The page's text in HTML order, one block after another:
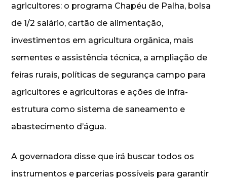
agricultores: o programa Chapéu de Palha, bolsa
de 1/2 salário, cartão de alimentação,
investimentos em agricultura orgânica, mais
sementes e assistência técnica, a ampliação de
feiras rurais, políticas de segurança campo para
agricultores e agricultoras e ações de infra-
estrutura como sistema de saneamento e
abastecimento d’água.
A governadora disse que irá buscar todos os
instrumentos e parcerias possíveis para garantir